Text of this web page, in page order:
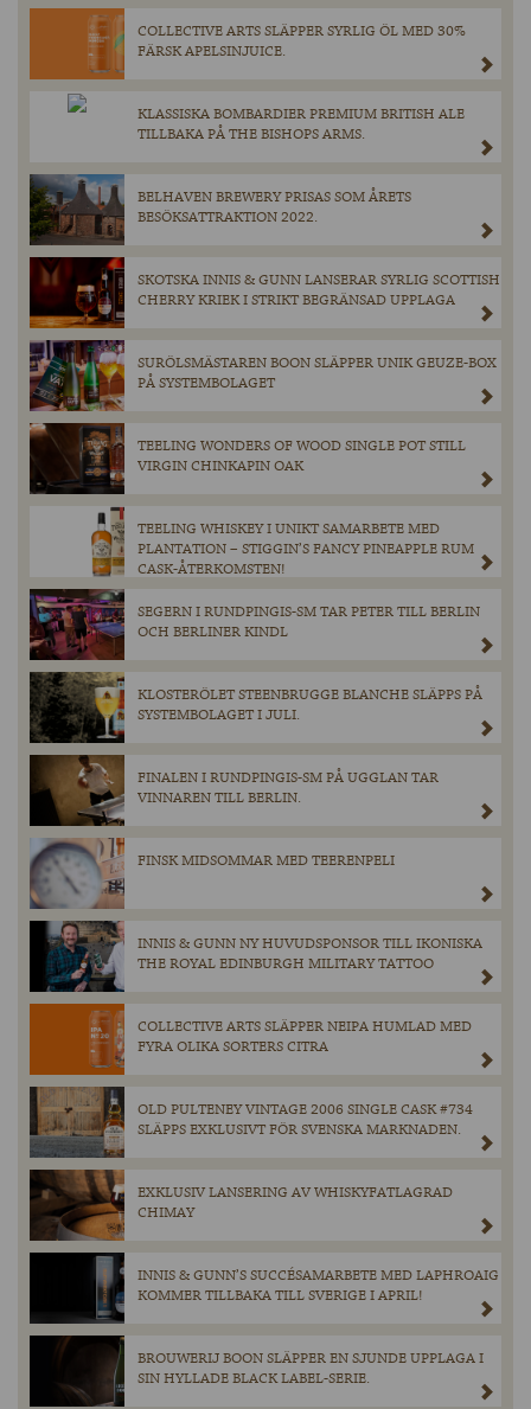
COLLECTIVE ARTS SLÄPPER SYRLIG ÖL MED 30%
FÄRSK APELSINJUICE.
KLASSISKA BOMBARDIER PREMIUM BRITISH ALE
TILLBAKA PÅ THE BISHOPS ARMS.
BELHAVEN BREWERY PRISAS SOM ÅRETS
BESÖKSATTRAKTION 2022.
SKOTSKA INNIS & GUNN LANSERAR SYRLIG SCOTTISH
CHERRY KRIEK I STRIKT BEGRÄNSAD UPPLAGA
SURÖLSMÄSTAREN BOON SLÄPPER UNIK GEUZE-BOX
PÅ SYSTEMBOLAGET
TEELING WONDERS OF WOOD SINGLE POT STILL
VIRGIN CHINKAPIN OAK
TEELING WHISKEY I UNIKT SAMARBETE MED
PLANTATION – STIGGIN’S FANCY PINEAPPLE RUM
CASK-ÅTERKOMSTEN!
SEGERN I RUNDPINGIS-SM TAR PETER TILL BERLIN
OCH BERLINER KINDL
KLOSTERÖLET STEENBRUGGE BLANCHE SLÄPPS PÅ
SYSTEMBOLAGET I JULI.
FINALEN I RUNDPINGIS-SM PÅ UGGLAN TAR
VINNAREN TILL BERLIN.
FINSK MIDSOMMAR MED TEERENPELI
INNIS & GUNN NY HUVUDSPONSOR TILL IKONISKA
THE ROYAL EDINBURGH MILITARY TATTOO
COLLECTIVE ARTS SLÄPPER NEIPA HUMLAD MED
FYRA OLIKA SORTERS CITRA
OLD PULTENEY VINTAGE 2006 SINGLE CASK #734
SLÄPPS EXKLUSIVT FÖR SVENSKA MARKNADEN.
EXKLUSIV LANSERING AV WHISKYFATLAGRAD
CHIMAY
INNIS & GUNN’S SUCCÉSAMARBETE MED LAPHROAIG
KOMMER TILLBAKA TILL SVERIGE I APRIL!
BROUWERIJ BOON SLÄPPER EN SJUNDE UPPLAGA I
SIN HYLLADE BLACK LABEL-SERIE.